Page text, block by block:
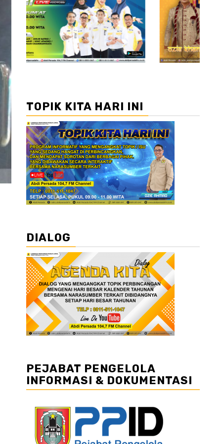
//2
TOPIK KITA HARI INI
DIALOG
PEJABAT PENGELOLA
INFORMASI & DOKUMENTASI